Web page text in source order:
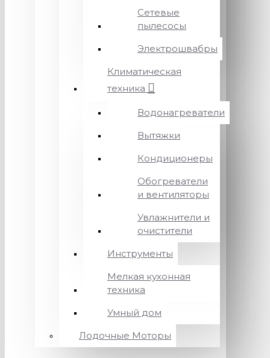
Сетевые
пылесосы
Электрошвабры
Климатическая
техника
Водонагреватели
Вытяжки
Кондиционеры
Обогреватели
и вентиляторы
Увлажнители и
очистители
Инструменты
Мелкая кухонная
техника
Умный дом
Лодочные Моторы